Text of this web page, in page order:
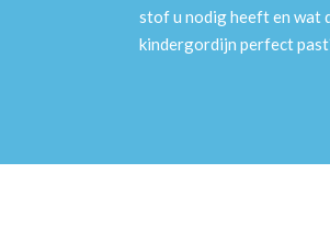
stof u nodig heeft en wat
kindergordijn perfect